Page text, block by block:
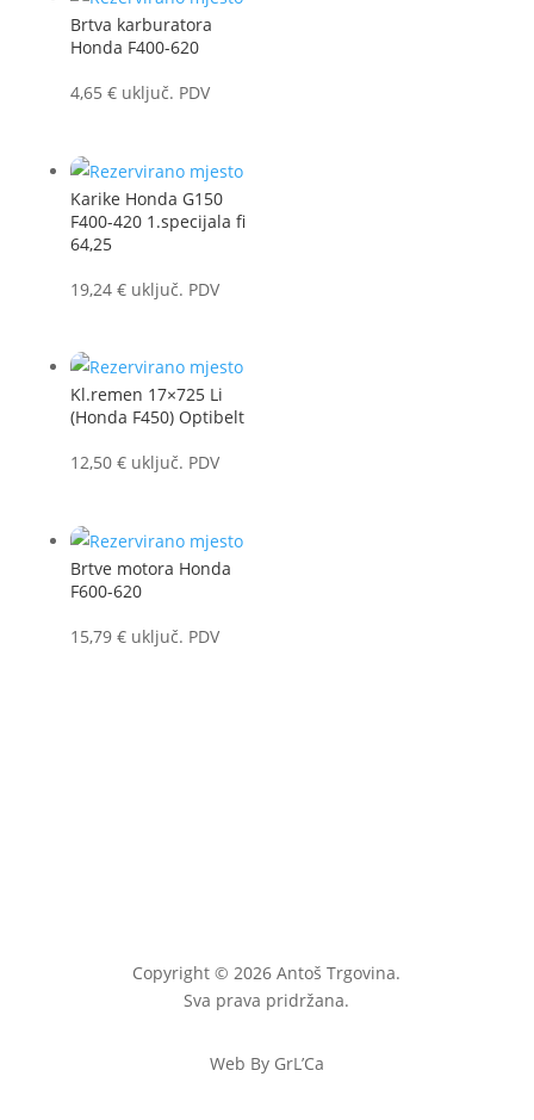
Brtva karburatora
Honda F400-620
4,65 € uključ. PDV
Karike Honda G150
F400-420 1.specijala fi
64,25
19,24 € uključ. PDV
Kl.remen 17×725 Li
(Honda F450) Optibelt
12,50 € uključ. PDV
Brtve motora Honda
F600-620
15,79 € uključ. PDV
Copyright © 2026 Antoš Trgovina.
Sva prava pridržana.
Web By GrL’Ca